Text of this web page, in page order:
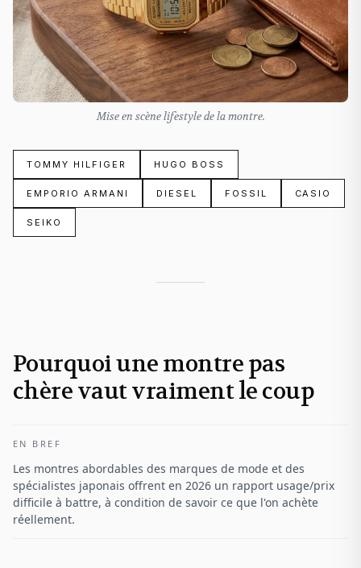
Mise en scène lifestyle de la montre.
TOMMY HILFIGER HUGO BOSS
EMPORIO ARMANI DIESEL FOSSIL CASIO
SEIKO
Pourquoi une montre pas
chère vaut vraiment le coup
EN BREF
Les montres abordables des marques de mode et des
spécialistes japonais offrent en 2026 un rapport usage/prix
difficile à battre, à condition de savoir ce que l'on achète
réellement.